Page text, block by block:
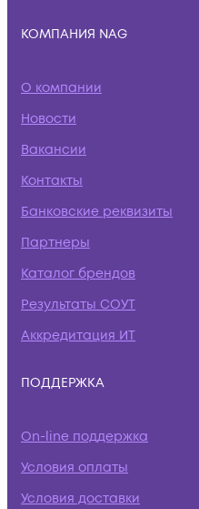
КОМПАНИЯ NAG
О компании
Новости
Вакансии
Контакты
Банковские реквизиты
Партнеры
Каталог брендов
Результаты СОУТ
Аккредитация ИТ
ПОДДЕРЖКА
On-line поддержка
Условия оплаты
Условия доставки